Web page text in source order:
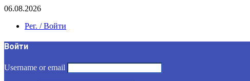
06.08.2026
Рег. / Войти
Войти
Username or email